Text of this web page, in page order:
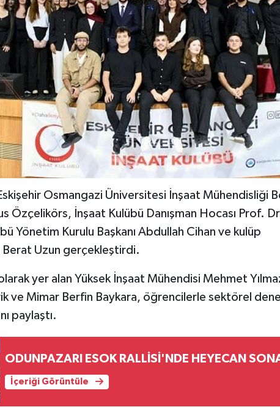
Eskişehir Osmangazi Üniversitesi İnşaat Mühendisliği
Özçelikörs, İnşaat Kulübü Danışman Hocası Prof.
Yönetim Kurulu Başkanı Abdullah Cihan ve kulüp
Berat Uzun gerçekleştirdi.
yer alan Yüksek İnşaat Mühendisi Mehmet
ve Mimar Berfin Baykara, öğrencilerle sektörel
paylaştı.
ODUNPAZARI ESOK RALLİSİ'NDE HEYECAN
İçeriği Görüntüle